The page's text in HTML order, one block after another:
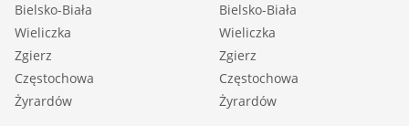
Bielsko-Biała
Wieliczka
Zgierz
Częstochowa
Żyrardów
Bielsko-Biała
Wieliczka
Zgierz
Częstochowa
Żyrardów